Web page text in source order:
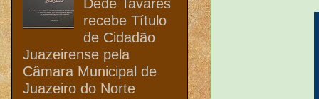
Dedé Tavares
recebe Título
de Cidadão
Juazeirense pela
Câmara Municipal de
Juazeiro do Norte